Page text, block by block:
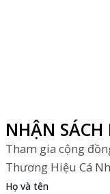
NHẬN SÁCH
Tham gia cộng
Thương Hiệu Cá
Họ và tên